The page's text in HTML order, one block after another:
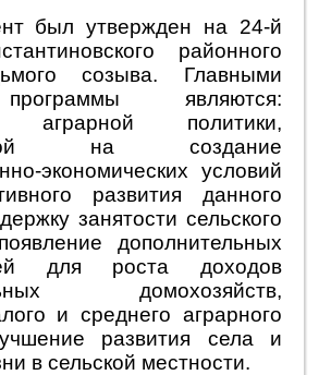
был утвержден на 24-й
районного
созыва. Главными
являются:
аграрной политики,
на создание
экономических условий
развития данного
занятости сельского
дополнительных
для роста доходов
домохозяйств,
и среднего аграрного
развития села и
в сельской местности.